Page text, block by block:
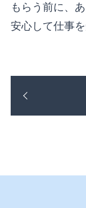
もらう前に、
安心して仕事